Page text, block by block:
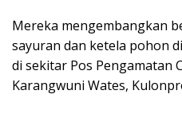
Mereka mengembangkan
sayuran dan ketela pohon
di sekitar Pos Pengamatan
Karangwuni Wates,